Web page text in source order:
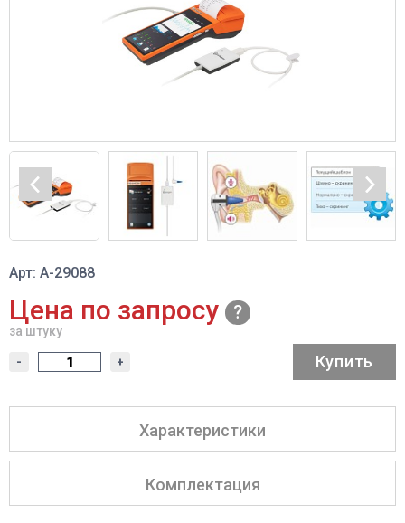
Арт: A-29088
Цена по запросу
за штуку
- + Купить
Характеристики
Комплектация